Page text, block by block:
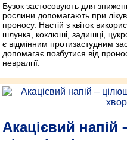
Бузок застосовують для
рослини допомагають при
проносу. Настій з квіток
шлунка, коклюші, задишці,
є відмінним протизастудним
допомагає позбутися від
невралгії.
Акацієвий напій